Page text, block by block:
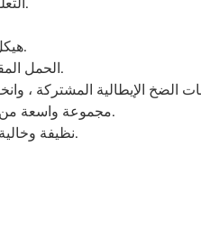
هيكل مدمج ، مظهر بسيط ، صيانة مرنة ومريحة.
الحمل المقدر كبير ، وتحسين كفاءة العمل بشكل فعال.
الضخ الإيطالية المشتركة ،
مجموعة واسعة من الملحقات الاختيارية لتلبية احتياجات العملاء.
نظيفة وخالية من التلوث ، تساعد على الحفاظ على البيئة.